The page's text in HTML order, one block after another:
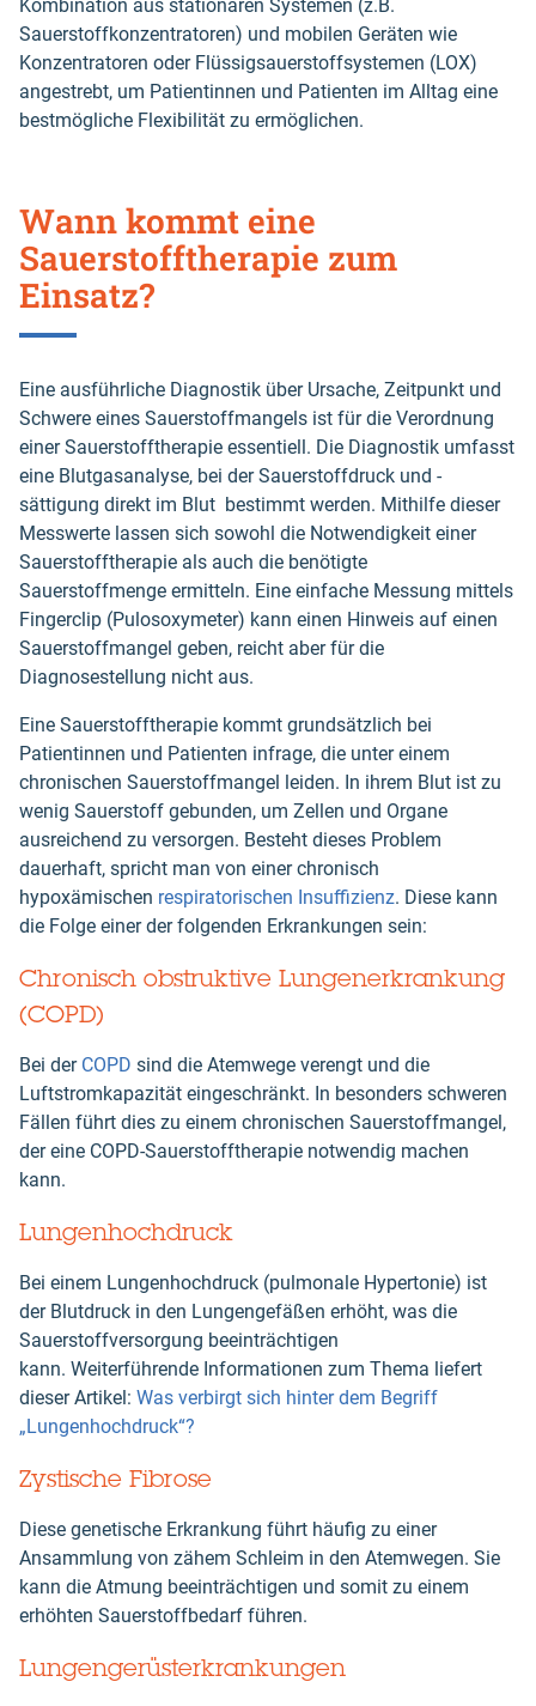
Kombination aus stationären Systemen (z.B.
Sauerstoffkonzentratoren) und mobilen Geräten wie
Konzentratoren oder Flüssigsauerstoffsystemen (LOX)
angestrebt, um Patientinnen und Patienten im Alltag eine
bestmögliche Flexibilität zu ermöglichen.
Wann kommt eine
Sauerstofftherapie zum
Einsatz?
Eine ausführliche Diagnostik über Ursache, Zeitpunkt und
Schwere eines Sauerstoffmangels ist für die Verordnung
einer Sauerstofftherapie essentiell. Die Diagnostik umfasst
eine Blutgasanalyse, bei der Sauerstoffdruck und -
sättigung direkt im Blut bestimmt werden. Mithilfe dieser
Messwerte lassen sich sowohl die Notwendigkeit einer
Sauerstofftherapie als auch die benötigte
Sauerstoffmenge ermitteln. Eine einfache Messung mittels
Fingerclip (Pulosoxymeter) kann einen Hinweis auf einen
Sauerstoffmangel geben, reicht aber für die
Diagnosestellung nicht aus.
Eine Sauerstofftherapie kommt grundsätzlich bei
Patientinnen und Patienten infrage, die unter einem
chronischen Sauerstoffmangel leiden. In ihrem Blut ist zu
wenig Sauerstoff gebunden, um Zellen und Organe
ausreichend zu versorgen. Besteht dieses Problem
dauerhaft, spricht man von einer chronisch
hypoxämischen respiratorischen Insuffizienz. Diese kann
die Folge einer der folgenden Erkrankungen sein:
Chronisch obstruktive Lungenerkrankung
(COPD)
Bei der COPD sind die Atemwege verengt und die
Luftstromkapazität eingeschränkt. In besonders schweren
Fällen führt dies zu einem chronischen Sauerstoffmangel,
der eine COPD-Sauerstofftherapie notwendig machen
kann.
Lungenhochdruck
Bei einem Lungenhochdruck (pulmonale Hypertonie) ist
der Blutdruck in den Lungengefäßen erhöht, was die
Sauerstoffversorgung beeinträchtigen
kann. Weiterführende Informationen zum Thema liefert
dieser Artikel: Was verbirgt sich hinter dem Begriff
„Lungenhochdruck“?
Zystische Fibrose
Diese genetische Erkrankung führt häufig zu einer
Ansammlung von zähem Schleim in den Atemwegen. Sie
kann die Atmung beeinträchtigen und somit zu einem
erhöhten Sauerstoffbedarf führen.
Lungengerüsterkrankungen